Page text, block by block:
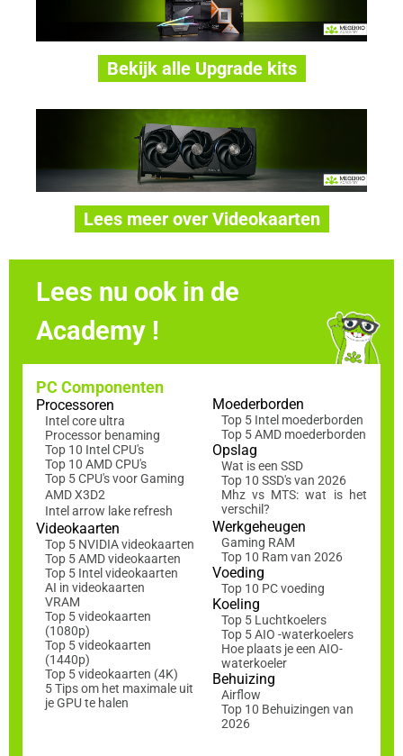
Bekijk alle Upgrade kits
Lees meer over Videokaarten
Lees nu ook in de
Academy !
PC Componenten
Processoren
Intel core ultra
Processor benaming
Top 10 Intel CPU's
Top 10 AMD CPU's
Top 5 CPU's voor Gaming
AMD X3D2
Intel arrow lake refresh
Videokaarten
Top 5 NVIDIA videokaarten
Top 5 AMD videokaarten
Top 5 Intel videokaarten
AI in videokaarten
VRAM
Top 5 videokaarten
(1080p)
Top 5 videokaarten
(1440p)
Top 5 videokaarten (4K)
5 Tips om het maximale uit
je GPU te halen
Moederborden
Top 5 Intel moederborden
Top 5 AMD moederborden
Opslag
Wat is een SSD
Top 10 SSD's van 2026
Mhz vs MTS: wat is het
verschil?
Werkgeheugen
Gaming RAM
Top 10 Ram van 2026
Voeding
Top 10 PC voeding
Koeling
Top 5 Luchtkoelers
Top 5 AIO -waterkoelers
Hoe plaats je een AIO-
waterkoeler
Behuizing
Airflow
Top 10 Behuizingen van
2026